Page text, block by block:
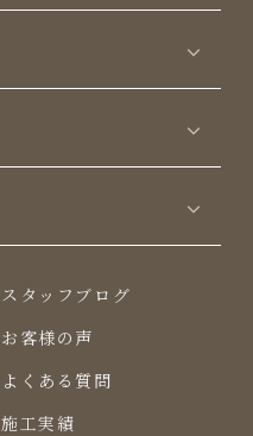
スタッフブログ
お客様の声
よくある質問
施工実績